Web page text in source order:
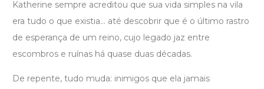
Katherine sempre acreditou que sua vida simples na vila
era tudo o que existia… até descobrir que é o último rastro
de esperança de um reino, cujo legado jaz entre
escombros e ruínas há quase duas décadas.
De repente, tudo muda: inimigos que ela jamais